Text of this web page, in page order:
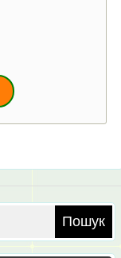
Пошук